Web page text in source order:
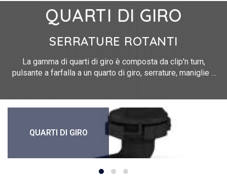
QUARTI DI GIRO
SERRATURE ROTANTI
La gamma di quarti di giro è composta da clip'n turn,
pulsante a farfalla a un quarto di giro, serrature, maniglie a
Questi quarti di giro possono essere utilizzati su pannelli di
spessore fino a 6 mm. Offriamo diversi materiali: POM, PA,
zama, acciaio.
QUARTI DI GIRO